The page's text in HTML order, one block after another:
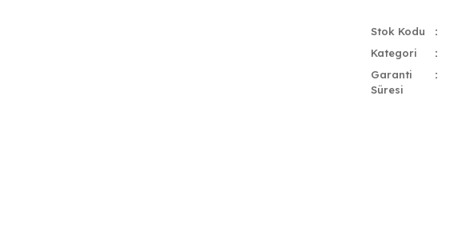
Stok Kodu
Kategori
Garanti
Süresi